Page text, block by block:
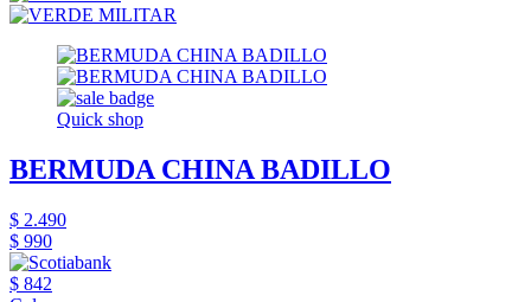
Quick shop
BERMUDA CHINA BADILLO
$ 2.490
$ 990
$ 842